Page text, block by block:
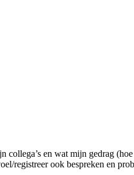
en wat mijn gedrag
registreer ook bespreken en